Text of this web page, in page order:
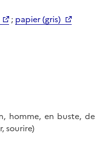
; papier (gris)
homme, en buste, de
sourire)